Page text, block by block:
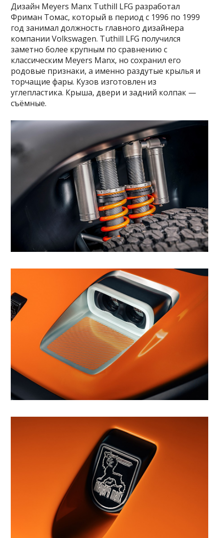
Дизайн Meyers Manx Tuthill LFG разработал
Фриман Томас, который в период с 1996 по 1999
год занимал должность главного дизайнера
компании Volkswagen. Tuthill LFG получился
заметно более крупным по сравнению с
классическим Meyers Manx, но сохранил его
родовые признаки, а именно раздутые крылья и
торчащие фары. Кузов изготовлен из
углепластика. Крыша, двери и задний колпак —
съёмные.